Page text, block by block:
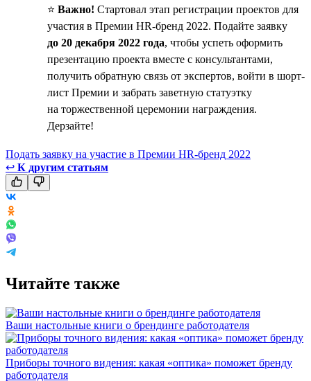
⭐️ Важно! Стартовал этап регистрации проектов для
участия в Премии HR-бренд 2022. Подайте заявку
до 20 декабря 2022 года, чтобы успеть оформить
презентацию проекта вместе с консультантами,
получить обратную связь от экспертов, войти в шорт-
лист Премии и забрать заветную статуэтку
на торжественной церемонии награждения.
Дерзайте!
Подать заявку на участие в Премии HR-бренд 2022
↩ К другим статьям
Читайте также
Ваши настольные книги о брендинге работодателя
Приборы точного видения: какая «оптика» поможет бренду
работодателя